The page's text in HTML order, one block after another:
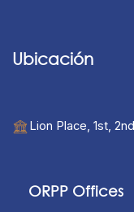
Ubicación
Lion Place, 1st,
ORPP Offices